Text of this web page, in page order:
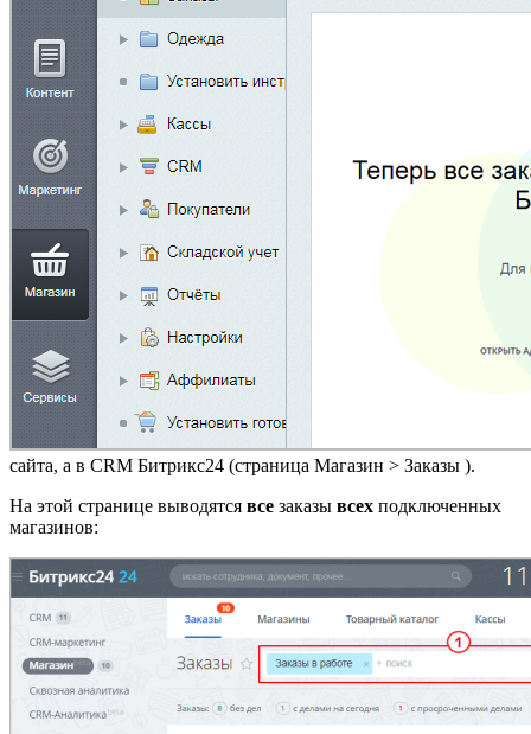
сайта, а в CRM Битрикс24 (страница Магазин > Заказы ).
На этой странице выводятся все заказы всех подключенных
магазинов: